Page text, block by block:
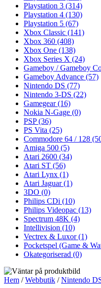
Playstation 3 (314)
Playstation 4 (130)
Playstation 5 (67)
Xbox Classic (141)
Xbox 360 (408)
Xbox One (138)
Xbox Series X (24)
Gameboy / Gameboy
Gameboy Advance (57)
Nintendo DS (77)
Nintendo 3-DS (22)
Gamegear(16)
Nokia N-Gage (0)
PSP(36)
PS Vita (25)
Commodore 64 / 128
Amiga 500 (5)
Atari 2600 (34)
Atari ST (56)
Atari Lynx (1)
Atari Jaguar(1)
3DO (0)
Philips CDi (10)
Philips Videopac (13)
Spectrum 48K (4)
Intellivision (10)
Vectrex & Luxor(1)
Pocketspel (Game &
Okategoriserad (0)
Hem /Webbutik /Nintendo